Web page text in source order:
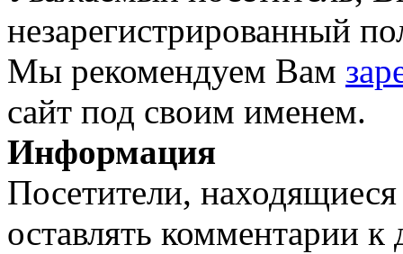
незарегистрированный
Мы рекомендуем Вам
сайт под своим именем.
Информация
Посетители,
оставлять комментарии